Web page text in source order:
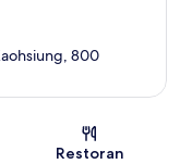
800
Restoran